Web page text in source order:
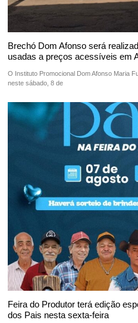
Brechó Dom Afonso será
usadas a preços acessíveis em
O Instituto Promocional Dom Afonso Maria
neste sábado, 8 de
Feira do Produtor terá edição
dos Pais nesta sexta-feira